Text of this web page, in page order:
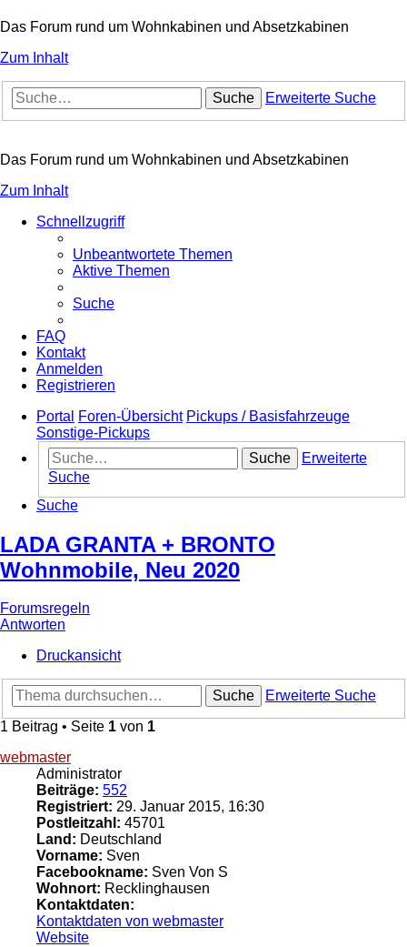
Das Forum rund um Wohnkabinen und Absetzkabinen
Zum Inhalt
Suche Erweiterte Suche
Das Forum rund um Wohnkabinen und Absetzkabinen
Zum Inhalt
Schnellzugriff
Unbeantwortete Themen
Aktive Themen
Suche
FAQ
Kontakt
Anmelden
Registrieren
Portal
Foren-Übersicht Pickups / Basisfahrzeuge
Sonstige-Pickups
Suche
Erweiterte
Suche
Suche
LADA GRANTA + BRONTO
Wohnmobile, Neu 2020
Forumsregeln
Antworten
Druckansicht
Suche
Erweiterte Suche
1 Beitrag • Seite 1 von 1
webmaster
Administrator
Beiträge: 552
Registriert: 29. Januar 2015, 16:30
Postleitzahl: 45701
Land: Deutschland
Vorname: Sven
Facebookname: Sven Von S
Wohnort: Recklinghausen
Kontaktdaten:
Kontaktdaten von webmaster
Website